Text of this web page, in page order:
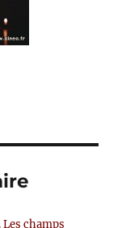
Les champs